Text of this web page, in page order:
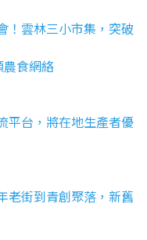
！雲林三小市集，突破
食網絡
平台，將在地生產者優
老街到青創聚落，新舊